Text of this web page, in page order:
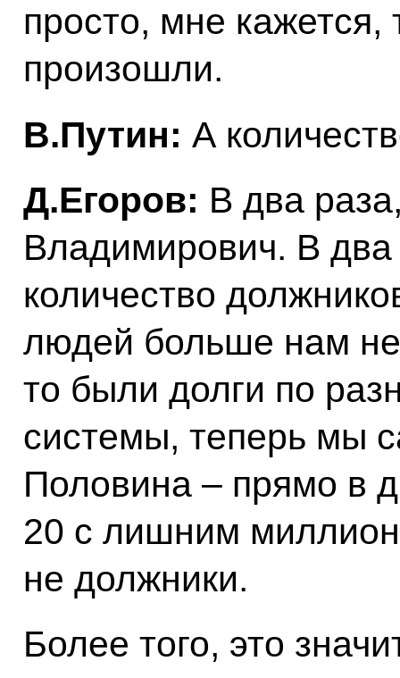
просто, мне кажется,
произошли.
В.Путин: А
Д.Егоров: В два
Владимирович. В два
количество
людей больше нам
то были долги по
системы, теперь мы
Половина – прямо в
20 с лишним
не должники.
Более того, это